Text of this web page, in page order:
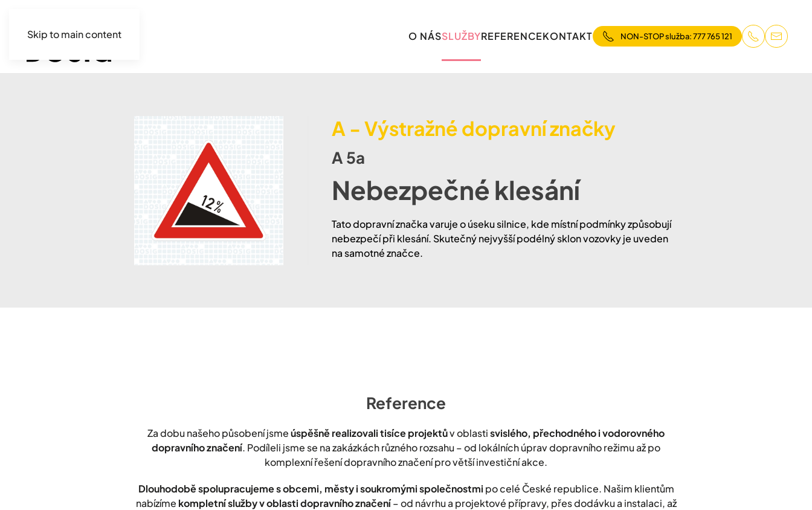
Skip to main content O NÁSSLUŽBYREFERENCEKONTAKT NON-STOP služba: 777 765 121
A - Výstražné dopravní značky
A 5a
Nebezpečné klesání
Tato dopravní značka varuje o úseku silnice, kde místní podmínky způsobují
nebezpečí při klesání. Skutečný nejvyšší podélný sklon vozovky je uveden
na samotné značce.
Reference
Za dobu našeho působení jsmeúspěšně realizovali tisíce projektův oblastisvislého, přechodného i vodorovného
dopravního značení. Podíleli jsme se na zakázkách různého rozsahu – od lokálních úprav dopravního režimu až po
komplexní řešení dopravního značení pro větší investiční akce.
Dlouhodobě spolupracujeme s obcemi, městy i soukromými společnostmi po celé České republice. Našim klientům
nabízíme kompletní služby v oblasti dopravního značení– od návrhu a projektové přípravy, přes dodávku a instalaci, až